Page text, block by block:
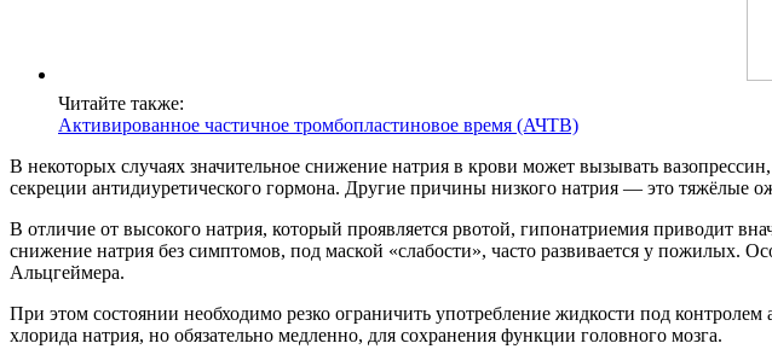
Читайте также:
Активированное частичное тромбопластиновое время (АЧТВ)
В некоторых случаях значительное снижение натрия в крови может вызывать
секреции антидиуретического гормона. Другие причины низкого натрия — это тяжёлые
В отличие от высокого натрия, который проявляется рвотой, гипонатриемия приводит
снижение натрия без симптомов, под маской «слабости», часто развивается у
Альцгеймера.
При этом состоянии необходимо резко ограничить употребление жидкости под
хлорида натрия, но обязательно медленно, для сохранения функции головного мозга.